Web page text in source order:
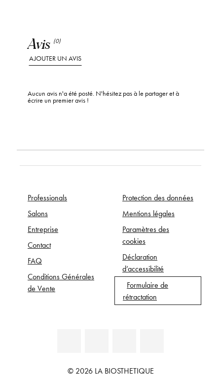
Avis (0)
AJOUTER UN AVIS
Aucun avis n'a été posté. N'hésitez pas à le partager et à
écrire un premier avis !
Professionals
Salons
Entreprise
Contact
FAQ
Conditions Générales
de Vente
Protection des données
Mentions légales
Paramètres des
cookies
Déclaration
d’accessibilité
Formulaire de
rétractation
© 2026 LA BIOSTHETIQUE